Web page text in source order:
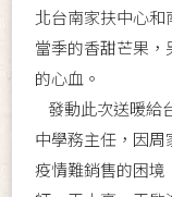
北台南家扶中心和
當季的香甜芒果
的心血。
發動此次送暖給
中學務主任，因周
疫情難銷售的困境